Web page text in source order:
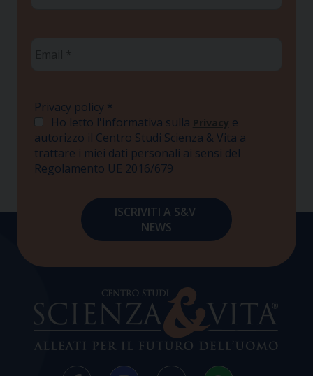
Privacy policy *
Ho letto l'informativa sulla Privacy e
autorizzo il Centro Studi Scienza & Vita a
trattare i miei dati personali ai sensi del
Regolamento UE 2016/679